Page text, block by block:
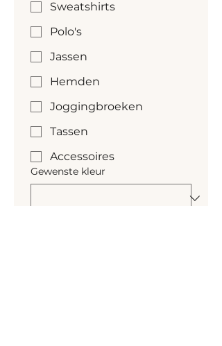
Sweatshirts
Polo's
Jassen
Hemden
Joggingbroeken
Tassen
Accessoires
Gewenste kleur